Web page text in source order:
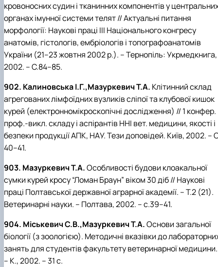
кровоносних судин і тканинних компонентів у
органах імунної системи телят // Актуальні питання
морфології: Наукові праці ІІІ Національного конгресу
анатомів, гістологів, ембріологів і топографоанатомів
України (21–23 жовтня 2002 р.). – Тернопіль: Укрмедкнига,
2002. – С.84–85.
902. Калиновська І.Г.,Мазуркевич Т.А. Клітинний склад
агрегованих лімфоїдних вузликів сліпої та клубової кишок
курей (електронномікроскопічні дослідження) // 1 конфер.
проф.-викл. складу і аспірантів ННІ вет. медицини, якості і
безпеки продукції АПК, НАУ. Тези доповідей. Київ, 2002. –
40–41.
903. Мазуркевич Т.А.Особливості будови клоакальної
сумки курей кросу “Ломан Браун” віком 30 діб // Наукові
праці Полтавської державної аграрної академії. – Т.2 (21).
Ветеринарні науки. – Полтава, 2002. – с.39–41.
904. Міськевич С.В.,Мазуркевич Т.А.Основи загальної
біології (з зоологією). Методичні вказівки до
занять для студентів факультету ветеринарної медицини.
– К., 2002. – 31 с.